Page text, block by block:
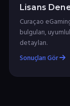
Lisans
Curaçao
bulguları,
detayları.
Sonuçları Gör